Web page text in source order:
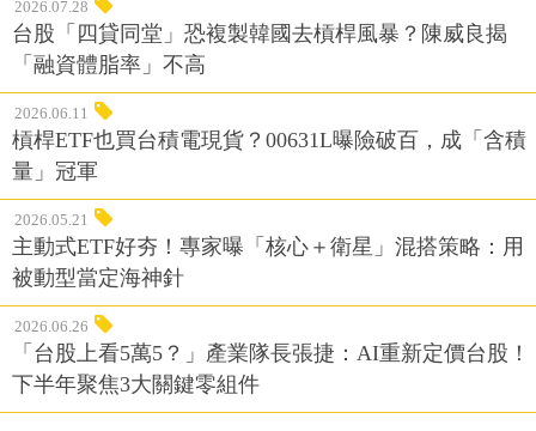
2026.07.28
台股「四貸同堂」恐複製韓國去槓桿風暴？陳威良揭
「融資體脂率」不高
2026.06.11
槓桿ETF也買台積電現貨？00631L曝險破百，成「含積
量」冠軍
2026.05.21
主動式ETF好夯！專家曝「核心＋衛星」混搭策略：用
被動型當定海神針
2026.06.26
「台股上看5萬5？」產業隊長張捷：AI重新定價台股！
下半年聚焦3大關鍵零組件